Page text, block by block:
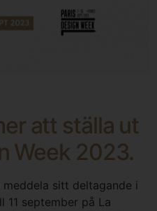
att ställa ut
Week 2023.
meddela sitt deltagande i
11 september på La